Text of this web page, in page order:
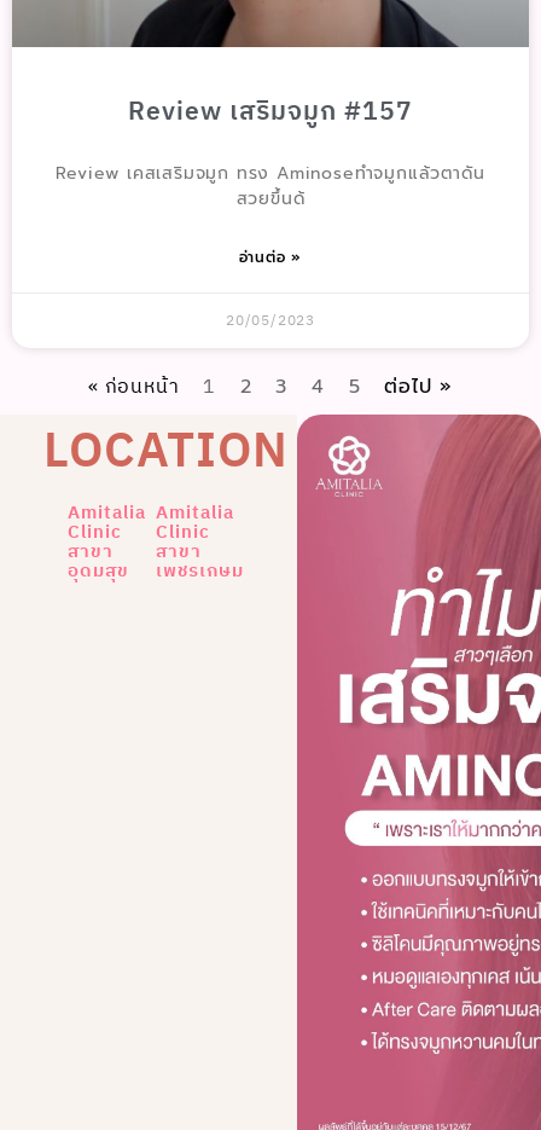
Review เสริมจมูก #157
Review เคสเสริมจมูก ทรง Aminoseทำจมูกแล้วตาดัน
สวยขึ้นด้
อ่านต่อ »
20/05/2023
« ก่อนหน้า 1 2 3 4 5 ต่อไป »
LOCATION
Amitalia
Clinic
สาขา
อุดมสุข
Amitalia
Clinic
สาขา
เพชรเกษม